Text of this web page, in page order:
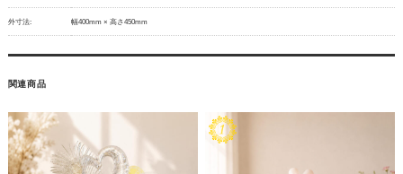
外寸法: 幅400mm × 高さ450mm
関連商品